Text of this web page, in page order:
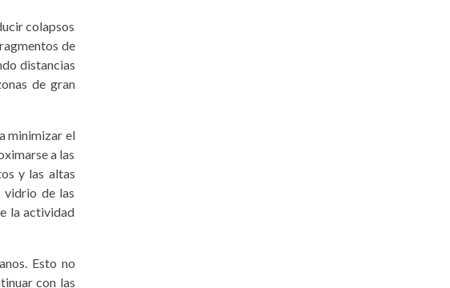
colapsos
de
distancias
de gran
minimizar el
a las
y las altas
vidrio de las
la actividad
Esto no
con las